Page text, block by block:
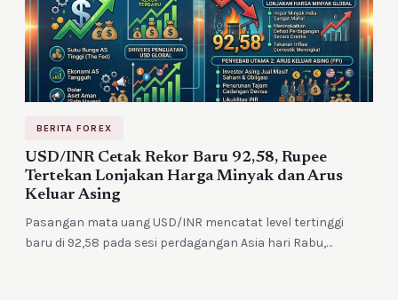
BERITA FOREX
USD/INR Cetak Rekor Baru 92,58, Rupee
Tertekan Lonjakan Harga Minyak dan Arus
Keluar Asing
Pasangan mata uang USD/INR mencatat level tertinggi
baru di 92,58 pada sesi perdagangan Asia hari Rabu,…